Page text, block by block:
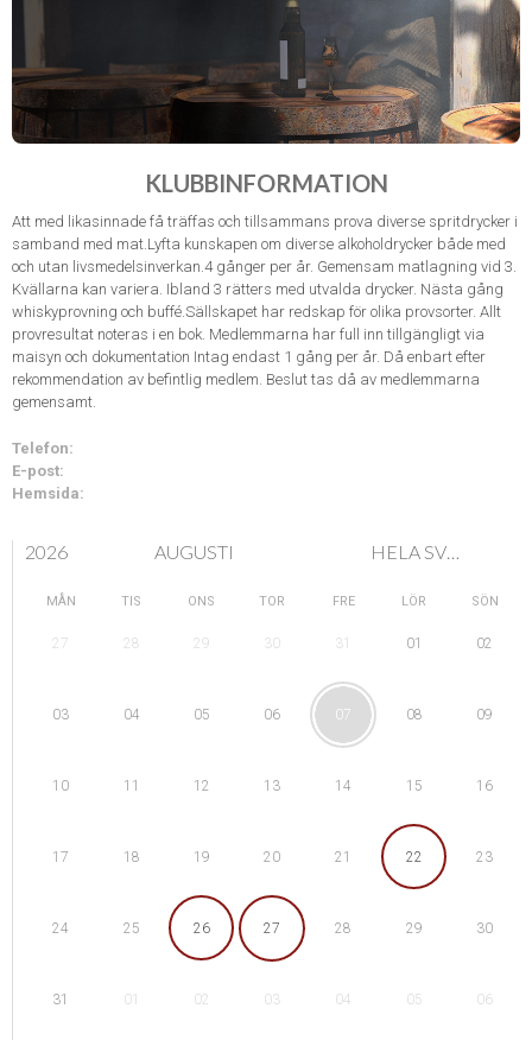
KLUBBINFORMATION
Att med likasinnade få träffas och tillsammans prova diverse spritdrycker i
samband med mat.Lyfta kunskapen om diverse alkoholdrycker både med
och utan livsmedelsinverkan.4 gånger per år. Gemensam matlagning vid 3.
Kvällarna kan variera. Ibland 3 rätters med utvalda drycker. Nästa gång
whiskyprovning och buffé.Sällskapet har redskap för olika provsorter. Allt
provresultat noteras i en bok. Medlemmarna har full inn tillgängligt via
maisyn och dokumentation Intag endast 1 gång per år. Då enbart efter
rekommendation av befintlig medlem. Beslut tas då av medlemmarna
gemensamt.
Telefon:
E-post:
Hemsida:
2026 AUGUSTI HELA SVERIGE
MÅN TIS ONS TOR FRE LÖR SÖN
27 28 29 30 31 01 02
03 04 05 06 07 08 09
10 11 12 13 14 15 16
17 18 19 20 21 22 23
24 25 26 27 28 29 30
31 01 02 03 04 05 06